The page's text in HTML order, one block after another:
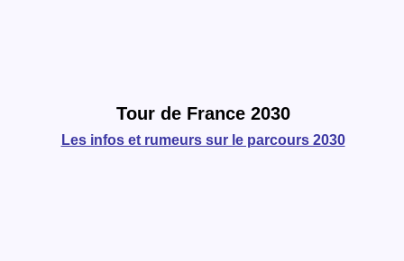
Tour de France 2030
Les infos et rumeurs sur le parcours 2030